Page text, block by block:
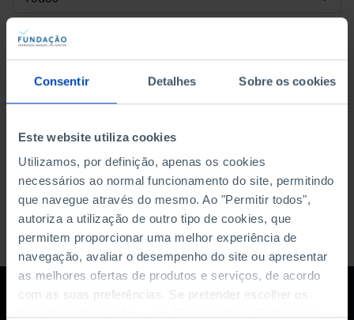
Consentir Detalhes Sobre os cookies
Este website utiliza cookies
Utilizamos, por definição, apenas os cookies
necessários ao normal funcionamento do site, permitindo
que navegue através do mesmo. Ao "Permitir todos",
autoriza a utilização de outro tipo de cookies, que
permitem proporcionar uma melhor experiência de
navegação, avaliar o desempenho do site ou apresentar
as melhores ofertas de produtos e serviços, de acordo
com as suas preferências. Se pretender escolher os
DATA DE INÍCIO
DATA DE FIM